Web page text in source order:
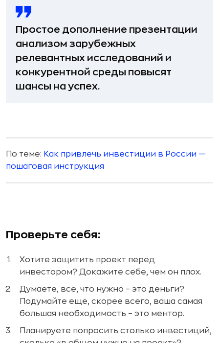
Простое дополнение презентации
анализом зарубежных
релевантных исследований и
конкурентной среды повысят
шансы на успех.
По теме: Как привлечь инвестиции в России —
пошаговая инструкция
Проверьте себя:
Хотите защитить проект перед
инвестором? Докажите себе, чем он плох.
Думаете, все, что нужно – это деньги?
Подумайте еще, скорее всего, ваша самая
большая необходимость – это ментор.
Планируете попросить столько инвестиций,